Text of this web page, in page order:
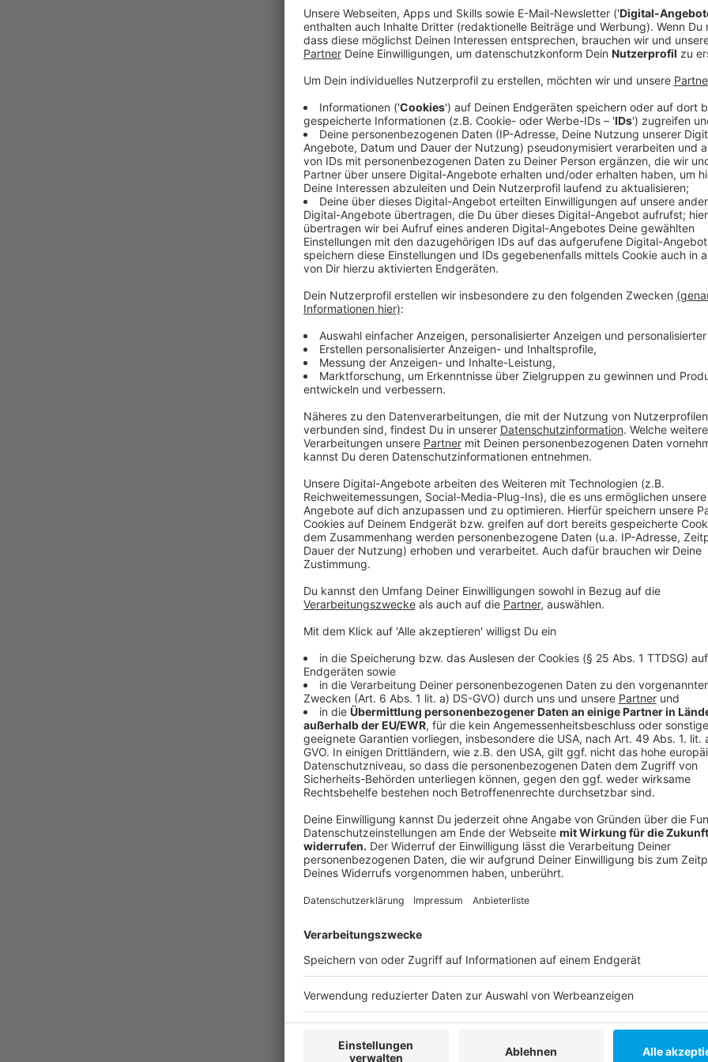
Schwerpunktunterricht in der letzten Woche
Auch in der letzten Woche versuchen die
um die Schülerinnen und Schüler bestmöglich
amLessing Gymnasium in Oberbilk:
Anzeige
Daniel Toledo, Lehrer am Lessing Gymnasium in
Heße Phase vor den Abiprüfungen
Anzeige
Vorfreude auf die Zeit nach dem Abi
Anzeige
Sowohl für die Schülerinnen und Schüler als auch
schon nach Abschied an, so Toledo weiter. Man
nach dem Abi.
Vorfreude auf Zeit nach dem Abi
Anzeige
Start der Abi-Prüfungen
Die ersten Abi-Prüfungen finden Ende April statt -
folgen dann die Prüfungen in den mündlichen
ihrhier.
Anzeige
Weitere Infos und Links zum Thema:
Anzeige